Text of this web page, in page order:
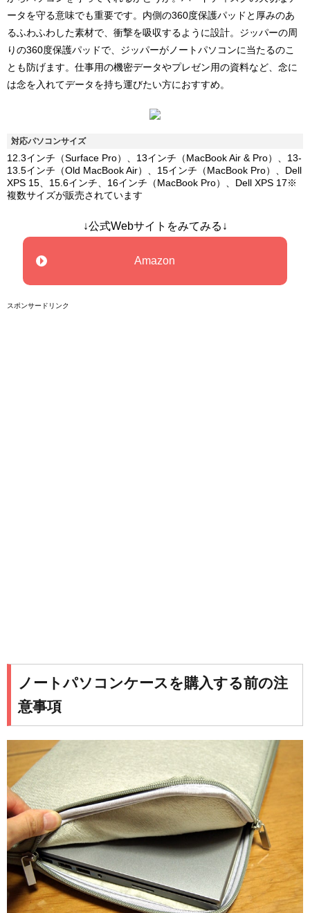
ータを守る意味でも重要です。内側の360度保護パッドと厚みのあ
るふわふわした素材で、衝撃を吸収するように設計。ジッパーの周
りの360度保護パッドで、ジッパーがノートパソコンに当たるのこ
とも防げます。仕事用の機密データやプレゼン用の資料など、念に
は念を入れてデータを持ち運びたい方におすすめ。
対応パソコンサイズ
12.3インチ（Surface Pro）、13インチ（MacBook Air & Pro）、13-
13.5インチ（Old MacBook Air）、15インチ（MacBook Pro）、Dell
XPS 15、15.6インチ、16インチ（MacBook Pro）、Dell XPS 17※
複数サイズが販売されています
↓公式Webサイトをみてみる↓
Amazon
スポンサードリンク
ノートパソコンケースを購入する前の注
意事項